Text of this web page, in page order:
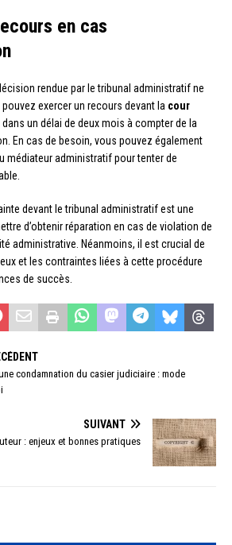
en cas
rendue par le tribunal administratif ne
exercer un recours devant la cour
dans un délai de deux mois à compter de la
En cas de besoin, vous pouvez également
médiateur administratif pour tenter de
devant le tribunal administratif est une
d’obtenir réparation en cas de violation de
administrative. Néanmoins, il est crucial de
et les contraintes liées à cette procédure
de succès.
condamnation du casier judiciaire : mode
SUIVANT
: enjeux et bonnes pratiques